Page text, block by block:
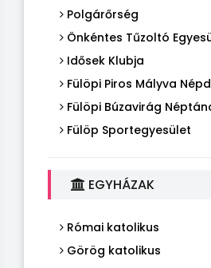
Polgárőrség
Önkéntes Tűzoltó
Idősek Klubja
Fülöpi Piros Mályva
Fülöpi Búzavirág
Fülöp Sportegyesület
EGYHÁZAK
Római katolikus
Görög katolikus